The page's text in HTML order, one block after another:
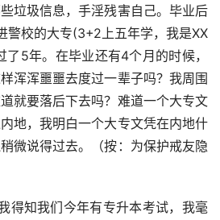
垃圾信息，手淫残害自己。毕业后
警校的大专(3+2上五年学，我是XX
5年。在毕业还有4个月的时候，
浑浑噩噩去度过一辈子吗？我周围
就要落后下去吗？难道一个大专文
地，我明白一个大专文凭在内地什
微说得过去。（按：为保护戒友隐
得知我们今年有专升本考试，我毫